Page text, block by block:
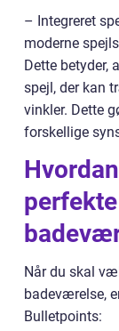
– Integreret
moderne
Dette betyder,
spejl, der kan
vinkler. Dette
forskellige
Når du skal
badeværelse,
Bulletpoints: